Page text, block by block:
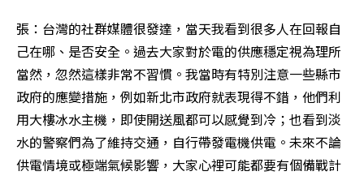
張：台灣的社群媒體很發達，當天我看到很多人在回報自
己在哪、是否安全。過去大家對於電的供應穩定視為理所
當然，忽然這樣非常不習慣。我當時有特別注意一些縣市
政府的應變措施，例如新北市政府就表現得不錯，他們利
用大樓冰水主機，即使開送風都可以感覺到冷；也看到淡
水的警察們為了維持交通，自行帶發電機供電。未來不論
供電情境或極端氣候影響，大家心裡可能都要有個備戰計